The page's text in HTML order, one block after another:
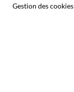
Gestion des cookies